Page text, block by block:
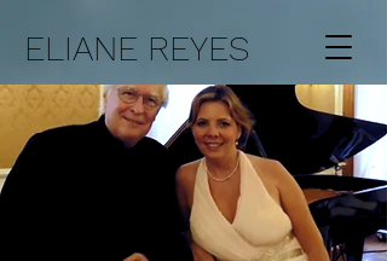
ELIANE REYES